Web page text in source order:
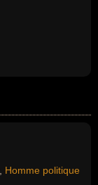
Homme politique